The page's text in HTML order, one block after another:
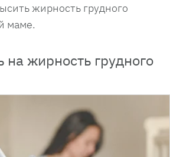
жирность грудного
маме.
на жирность грудного